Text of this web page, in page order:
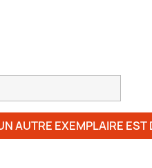
AUTRE EXEMPLAIRE EST